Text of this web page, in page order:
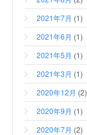
2021年7月 (1)
2021年6月 (1)
2021年5月 (1)
2021年3月 (1)
2020年12月 (2)
2020年9月 (1)
2020年7月 (2)